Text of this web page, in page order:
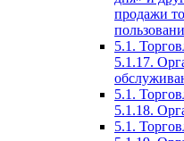
продажи
5.1.
5.1.17.
5.1.
5.1.18.
5.1.